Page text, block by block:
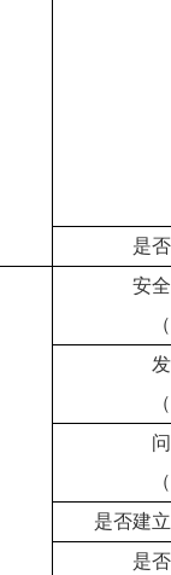
是
安
是否建
是